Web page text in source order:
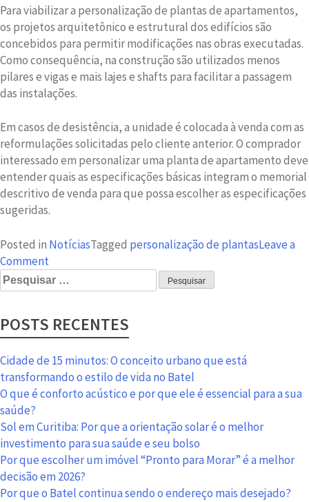
Para viabilizar a personalização de plantas de apartamentos,
os projetos arquitetônico e estrutural dos edifícios são
concebidos para permitir modificações nas obras executadas.
Como consequência, na construção são utilizados menos
pilares e vigas e mais lajes e shafts para facilitar a passagem
das instalações.
Em casos de desistência, a unidade é colocada à venda com as
reformulações solicitadas pelo cliente anterior. O comprador
interessado em personalizar uma planta de apartamento deve
entender quais as especificações básicas integram o memorial
descritivo de venda para que possa escolher as especificações
sugeridas.
Posted in NotíciasTagged personalização de plantasLeave a
Comment
Como
funciona
personalização
de
plantas
de
apartamentos?
Pesquisar
por:
POSTS RECENTES
Cidade de 15 minutos: O conceito urbano que está
transformando o estilo de vida no Batel
O que é conforto acústico e por que ele é essencial para a sua
saúde?
Sol em Curitiba: Por que a orientação solar é o melhor
investimento para sua saúde e seu bolso
Por que escolher um imóvel “Pronto para Morar” é a melhor
decisão em 2026?
Por que o Batel continua sendo o endereço mais desejado?